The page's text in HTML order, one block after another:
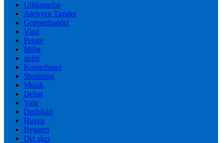
Uddannelse
Julebyen Tønder
Grænsehandel
Vind
Penge
Miljø
politi
Kongehuset
Shopping
Musik
Debat
Valg
Dødsfald
Haven
Byggeri
Det sker